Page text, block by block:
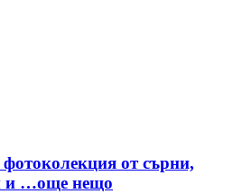
от сърни,
и …още нещо